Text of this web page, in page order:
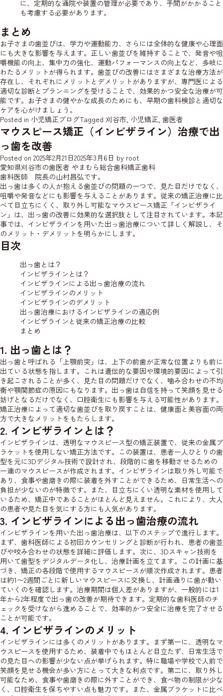
に、定期的な通院や装置の管理が必要であり、手間がかかること
も考慮する必要があります。
まとめ
お子さまの歯並びは、学力や運動能力、さらには全体的な健康や心理面
にも大きな影響を与えます。正しい歯並びを維持することで、発音や咀
嚼機能の向上、集中力の強化、運動パフォーマンスの向上など、多岐に
わたるメリットが得られます。歯並びの改善にはさまざまな治療方法が
存在し、それぞれにメリットとデメリットがありますが、専門医による
適切な診断とプランニングを受けることで、効果的かつ安全な治療が可
能です。お子さまの健やかな成長のためにも、早期の歯科検診と適切な
ケアを心がけましょう。
Posted in 小児矯正ブログTagged 刈谷市, 小児矯正, 歯医者
マウスピース矯正（インビザライン）治療で出
っ歯を改善
Posted on 2025年2月21日2025年3月6日 by root
愛知県刈谷市の歯医者 やまむら総合歯科矯正歯科
歯科医師 院長の山村昌弘です。
出っ歯は多くの人が抱える歯並びの問題の一つで、見た目だけでなく、
咀嚼や発音などにも影響を与えることがあります。従来の矯正治療に比
べて目立ちにくく、取り外し可能なマウスピース矯正「インビザライ
ン」は、出っ歯の改善に効果的な選択肢として注目されています。本記
事では、インビザラインを用いた出っ歯治療について詳しく解説し、そ
のメリット・デメリットを明らかにします。
目次
出っ歯とは？
インビザラインとは？
インビザラインによる出っ歯治療の流れ
インビザラインのメリット
インビザラインのデメリット
出っ歯治療におけるインビザラインの適応例
インビザラインと従来の矯正治療の比較
まとめ
1. 出っ歯とは？
出っ歯と呼ばれる「上顎前突」は、上下の前歯が正常な位置よりも前に
出ている状態を指します。これは遺伝的な要因や環境的要因によって引
き起こされることが多く、見た目の問題だけでなく、噛み合わせの不均
衡や顎関節症の原因にもなります。出っ歯は自信を持って笑顔を見せる
妨げとなるだけでなく、口腔衛生にも影響を与える可能性があります。
矯正治療によって適切な歯並びを取り戻すことは、健康面と美容面の両
方で大きなメリットをもたらします。
2. インビザラインとは？
インビザラインは、透明なマウスピース型の矯正装置で、従来の金属ブ
ラケットを使用しない矯正方法です。この装置は、患者一人ひとりの歯
型を元に3Dデジタル技術で設計され、段階的に歯を移動させるための
一連のマウスピースが作成されます。インビザラインは取り外し可能で
あり、食事や歯磨きの際に装着を外すことができるため、日常生活への
負担が少ないのが特徴です。また、目立ちにくい透明な素材を使用して
いるため、矯正中であることがほとんど見えません。これにより、大人
の患者や見た目を気にする方にも人気があります。
3. インビザラインによる出っ歯治療の流れ
インビザラインを用いた出っ歯治療は、以下のステップで進行します。
まず、歯科医師による初回カウンセリングと診断が行われ、患者の歯並
びや咬み合わせの状態を詳細に評価します。次に、3Dスキャン技術を
用いて歯型をデジタルデータ化し、治療計画を立てます。この計画に基
づき、矯正の各段階で使用するマウスピースが順次作成されます。患者
は約1〜2週間ごとに新しいマウスピースに交換し、計画通りに歯が動い
ていくのを確認します。治療期間は個人差がありますが、一般的には1
年から2年程度で出っ歯の改善が期待できます。定期的な歯科医師のチ
ェックを受けながら進めることで、効率的かつ安全に治療を完了させる
ことが可能です。
4. インビザラインのメリット
インビザラインには多くのメリットがあります。まず第一に、透明なマ
ウスピースを使用するため、装着中でもほとんど目立たず、日常生活で
の見た目への影響が少ない点が挙げられます。特に職場や学校で人前で
笑顔を見せる機会が多い方にとって大きな利点です。第二に、取り外し
可能なため、食事や歯磨きの際に外すことができ、食べ物の制限が少な
く、口腔衛生を保ちやすい点も魅力です。また、金属ブラケットに比べ